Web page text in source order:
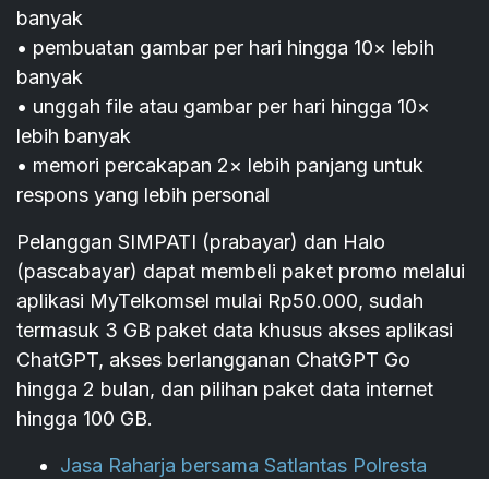
banyak
• pembuatan gambar per hari hingga 10× lebih
banyak
• unggah file atau gambar per hari hingga 10×
lebih banyak
• memori percakapan 2× lebih panjang untuk
respons yang lebih personal
Pelanggan SIMPATI (prabayar) dan Halo
(pascabayar) dapat membeli paket promo melalui
aplikasi MyTelkomsel mulai Rp50.000, sudah
termasuk 3 GB paket data khusus akses aplikasi
ChatGPT, akses berlangganan ChatGPT Go
hingga 2 bulan, dan pilihan paket data internet
hingga 100 GB.
Jasa Raharja bersama Satlantas Polresta